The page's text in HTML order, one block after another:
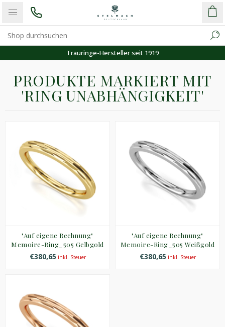
Trauringe-Hersteller seit 1919
PRODUKTE MARKIERT MIT
'RING UNABHÄNGIGKEIT'
"Auf eigene Rechnung"
Memoire-Ring_505 Gelbgold
€380,65 inkl. Steuer
"Auf eigene Rechnung"
Memoire-Ring_505 Weißgold
€380,65 inkl. Steuer